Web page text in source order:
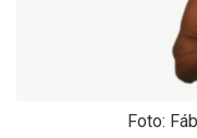
Foto: